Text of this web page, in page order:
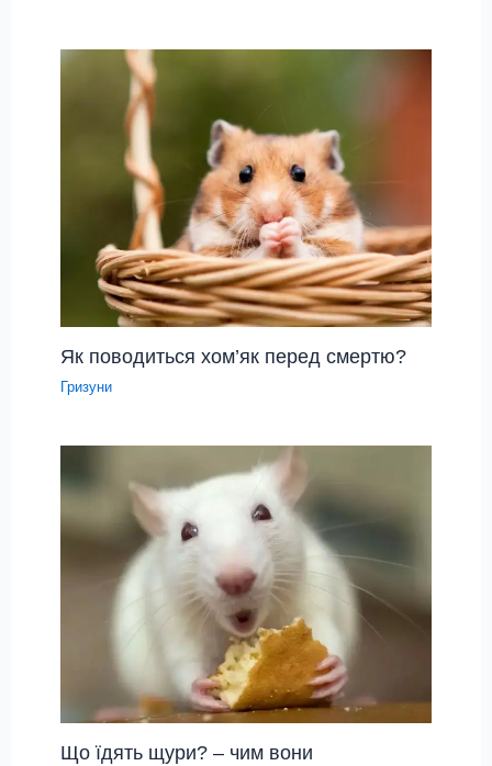
Як поводиться хом’як перед смертю?
Гризуни
Що їдять щури? – чим вони